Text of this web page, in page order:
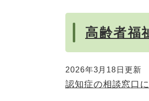
高齢者福
2026年3月18日更新
認知症の相談窓口